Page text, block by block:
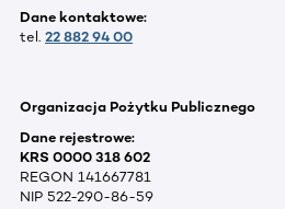
Dane kontaktowe:
tel. 22 882 94 00
Organizacja Pożytku Publicznego
Dane rejestrowe:
KRS 0000 318 602
REGON 141667781
NIP 522-290-86-59